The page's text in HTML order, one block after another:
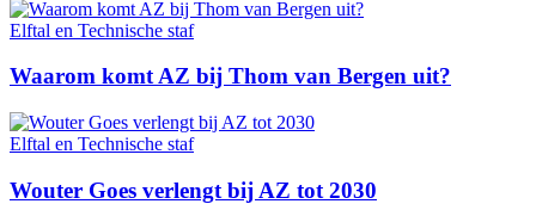
Elftal en Technische staf
Waarom komt AZ bij Thom van Bergen uit?
Elftal en Technische staf
Wouter Goes verlengt bij AZ tot 2030